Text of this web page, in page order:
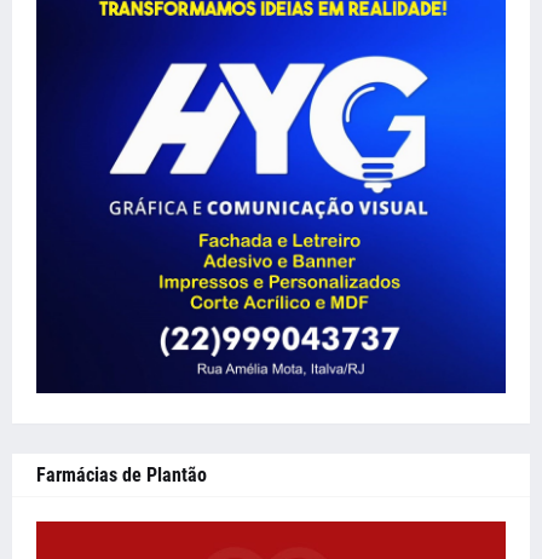
Farmácias de Plantão